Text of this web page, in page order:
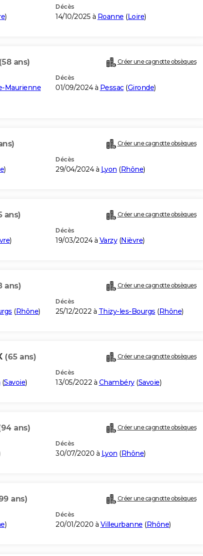
)
Décès
14/10/2025 à Roanne (Loire)
(58 ans) Créer une cagnotte obsèques
Maurienne
Décès
01/09/2024 à Pessac(Gironde)
Créer une cagnotte obsèques
)
Décès
29/04/2024 à Lyon (Rhône)
ans) Créer une cagnotte obsèques
)
Décès
19/03/2024 à Varzy(Nièvre)
ans) Créer une cagnotte obsèques
(Rhône)
Décès
25/12/2022 à Thizy-les-Bourgs (Rhône)
(65 ans) Créer une cagnotte obsèques
(Savoie)
Décès
13/05/2022 à Chambéry(Savoie)
ans) Créer une cagnotte obsèques
Décès
30/07/2020 à Lyon (Rhône)
ans) Créer une cagnotte obsèques
)
Décès
20/01/2020 à Villeurbanne (Rhône)